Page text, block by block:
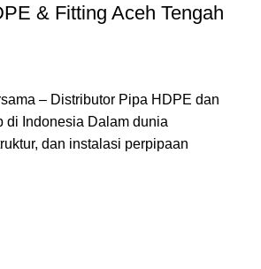
& Fitting Aceh Tengah
– Distributor Pipa HDPE dan
di Indonesia Dalam dunia
dan instalasi perpipaan